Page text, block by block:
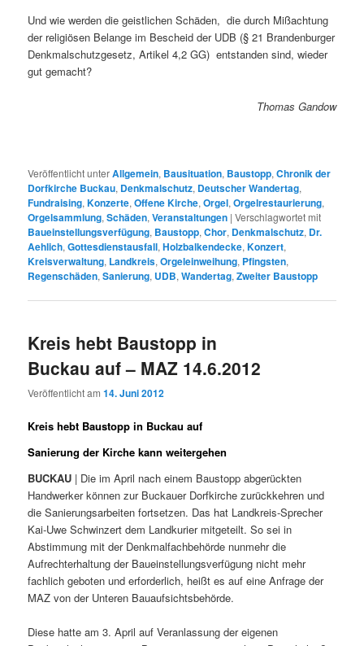
Und wie werden die geistlichen Schäden, die durch Mißachtung
der religiösen Belange im Bescheid der UDB (§ 21 Brandenburger
Denkmalschutzgesetz, Artikel 4,2 GG) entstanden sind, wieder
gut gemacht?
Thomas Gandow
Veröffentlicht unterAllgemein, Bausituation, Baustopp,Chronik der
Dorfkirche Buckau, Denkmalschutz, Deutscher Wandertag,
Fundraising,Konzerte,Offene Kirche,Orgel,Orgelrestaurierung,
Orgelsammlung,Schäden,Veranstaltungen |Verschlagwortet mit
Baueinstellungsverfügung, Baustopp,Chor, Denkmalschutz, Dr.
Aehlich,Gottesdienstausfall,Holzbalkendecke,Konzert,
Kreisverwaltung, Landkreis,Orgeleinweihung, Pfingsten,
Regenschäden,Sanierung, UDB,Wandertag,Zweiter Baustopp
Kreis hebt Baustopp in
Buckau auf – MAZ 14.6.2012
Veröffentlicht am14. Juni 2012
Kreis hebt Baustopp in Buckau auf
Sanierung der Kirche kann weitergehen
BUCKAU | Die im April nach einem Baustopp abgerückten
Handwerker können zur Buckauer Dorfkirche zurückkehren und
die Sanierungsarbeiten fortsetzen. Das hat Landkreis-Sprecher
Kai-Uwe Schwinzert dem Landkurier mitgeteilt. So sei in
Abstimmung mit der Denkmalfachbehörde nunmehr die
Aufrechterhaltung der Baueinstellungsverfügung nicht mehr
fachlich geboten und erforderlich, heißt es auf eine Anfrage der
MAZ von der Unteren Bauaufsichtsbehörde.
Diese hatte am 3. April auf Veranlassung der eigenen